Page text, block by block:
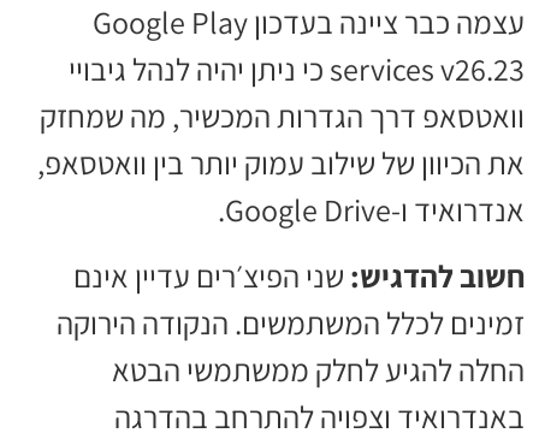
עצמה כבר ציינה בעדכון Google Play
services v26.23 כי ניתן יהיה לנהל גיבויי
וואטסאפ דרך הגדרות המכשיר, מה שמחזק
את הכיוון של שילוב עמוק יותר בין וואטסאפ,
אנדרואיד ו-Google Drive.
חשוב להדגיש: שני הפיצ׳רים עדיין אינם
זמינים לכלל המשתמשים. הנקודה הירוקה
החלה להגיע לחלק ממשתמשי הבטא
באנדרואיד וצפויה להתרחב בהדרגה